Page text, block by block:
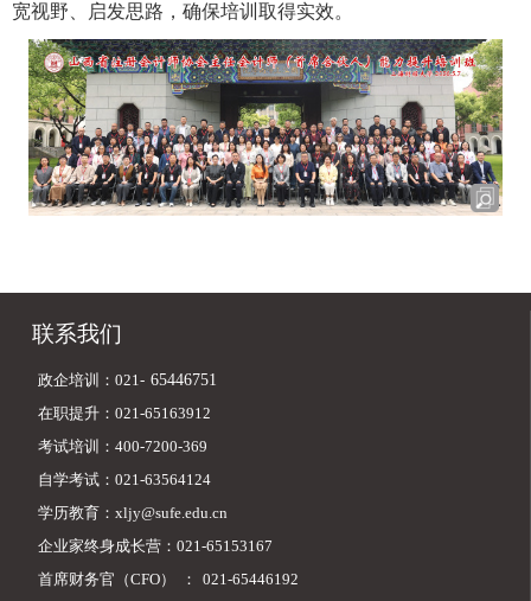
宽视野、启发思路，确保培训取得实效。
联系我们
政企培训：021- 65446751
在职提升：021-65163912
考试培训：400-7200-369
自学考试：021-63564124
学历教育：xljy@sufe.edu.cn
企业家终身成长营：021-65153167
首席财务官（CFO）
： 021-65446192